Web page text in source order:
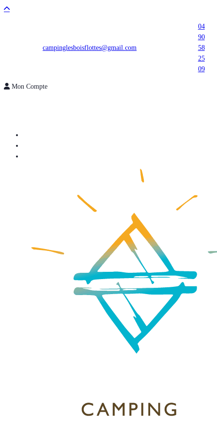
campinglesboisflottes@gmail.com
04
90
58
25
09
Mon Compte